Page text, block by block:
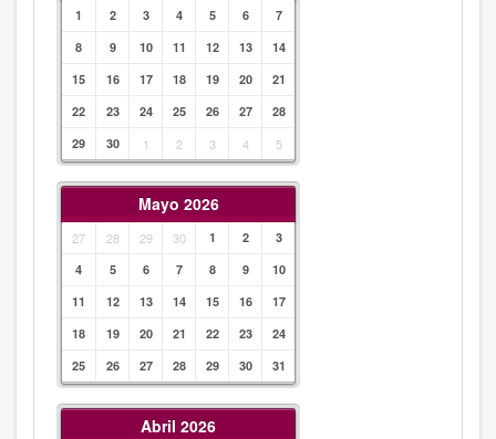
1 2 3 4 5 6
7
8
9 10 11 12 13
14
15
16 17 18 19 20
21
22
23 24 25 26 27
28
29
30 1 2 3 4 5
Mayo 2026
27 28 29 30 1 2
3
4
5 6 7 8 9
10
11
12 13 14 15 16
17
18
19 20 21 22 23
24
25
26 27 28 29 30 31
Abril 2026